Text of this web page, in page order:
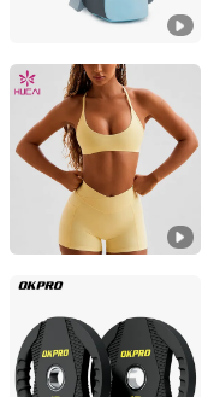
Dongguan Humen
Guangdong, China
Nantong Ok Sporting
Jiangsu, China